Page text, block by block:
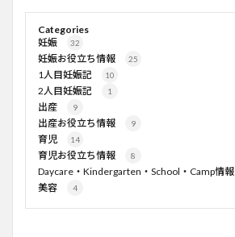
Categories
妊娠
32
妊娠お役立ち情報 25
1人目妊娠記 10
2人目妊娠記 1
出産 9
出産お役立ち情報 9
育児 14
育児お役立ち情報 8
Daycare・Kindergarten・School・Camp情報
美容 4